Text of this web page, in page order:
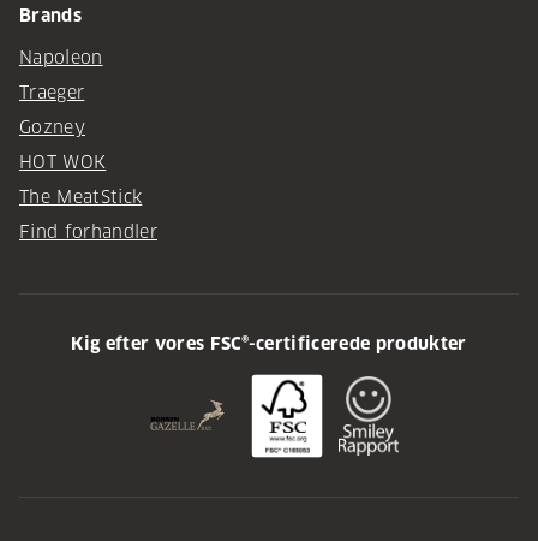
Brands
Napoleon
Traeger
Gozney
HOT WOK
The MeatStick
Find forhandler
Kig efter vores FSC®-certificerede produkter